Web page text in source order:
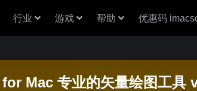
行业 游戏 帮助 优惠码
Mac 专业的矢量绘图工具